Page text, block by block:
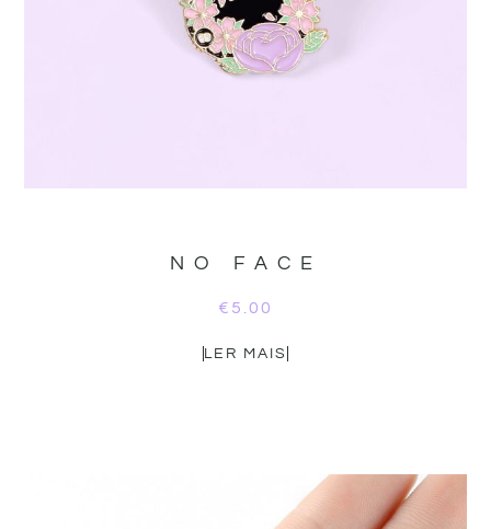
NO FACE
€ 5.00
LER MAIS